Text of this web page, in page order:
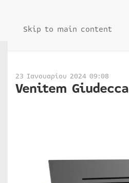
Skip to main content
23 Ιανουαρίου 2024 09:08
Venitem Giudecca